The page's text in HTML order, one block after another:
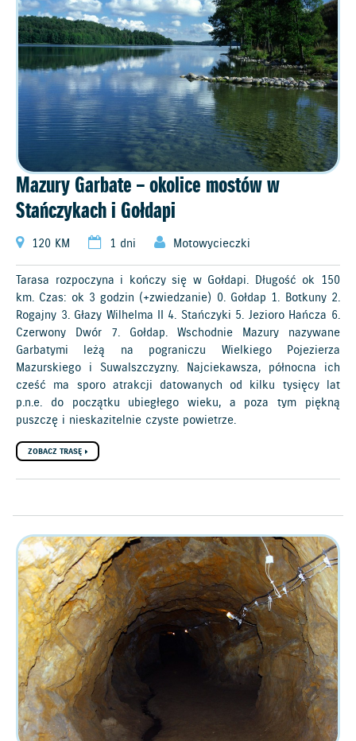
Mazury Garbate – okolice mostów w
Stańczykach i Gołdapi
120 KM 1 dni Motowycieczki
Tarasa rozpoczyna i kończy się w Gołdapi. Długość ok 150
km. Czas: ok 3 godzin (+zwiedzanie) 0. Gołdap 1. Botkuny 2.
Rogajny 3. Głazy Wilhelma II 4. Stańczyki 5. Jezioro Hańcza 6.
Czerwony Dwór 7. Gołdap. Wschodnie Mazury nazywane
Garbatymi leżą na pograniczu Wielkiego Pojezierza
Mazurskiego i Suwalszczyzny. Najciekawsza, północna ich
cześć ma sporo atrakcji datowanych od kilku tysięcy lat
p.n.e. do początku ubiegłego wieku, a poza tym piękną
puszczę i nieskazitelnie czyste powietrze.
ZOBACZ TRASĘ